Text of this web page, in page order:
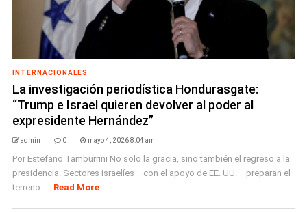
INTERNACIONALES
La investigación periodística Hondurasgate:
“Trump e Israel quieren devolver al poder al
expresidente Hernández”
admin 0 mayo 4, 2026 8:04 am
Por Estefano Tamburrini No solo la gracia, sino también el regreso a la
presidencia. Sectores israelíes —con el apoyo de EE. UU.— preparan el
terreno ...
Read More